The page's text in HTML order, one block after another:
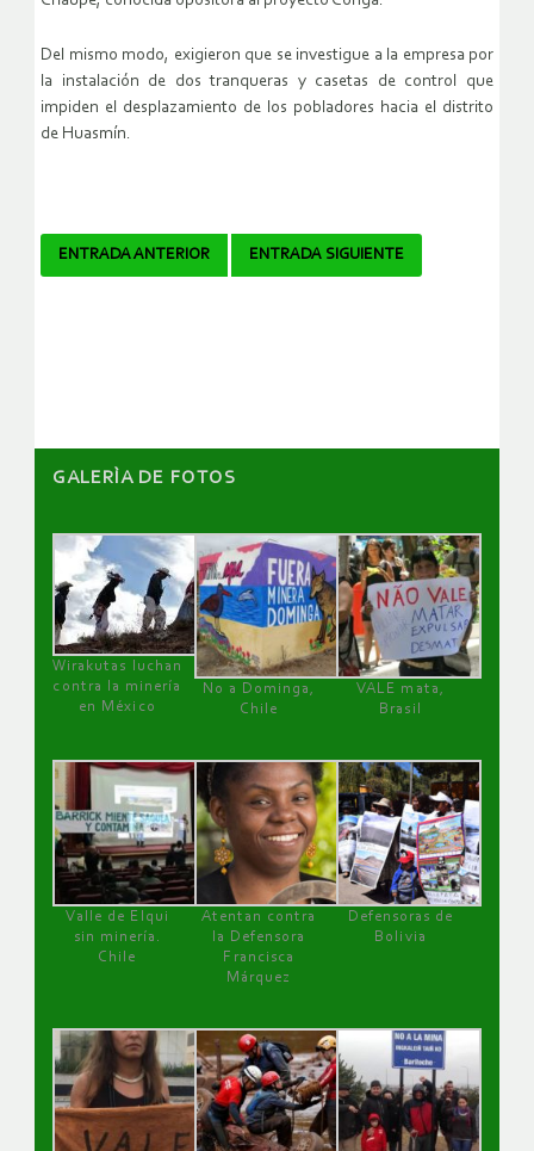
Del mismo modo, exigieron que se investigue a la empresa por
la instalación de dos tranqueras y casetas de control que
impiden el desplazamiento de los pobladores hacia el distrito
de Huasmín.
Navegador
ENTRADA ANTERIOR ENTRADA SIGUIENTE
GALERÌA DE FOTOS
Wirakutas luchan
contra la minería
en México
No a Dominga,
Chile
VALE mata,
Brasil
Valle de Elqui
sin minería.
Chile
Atentan contra
la Defensora
Francisca
Márquez
Defensoras de
Bolivia